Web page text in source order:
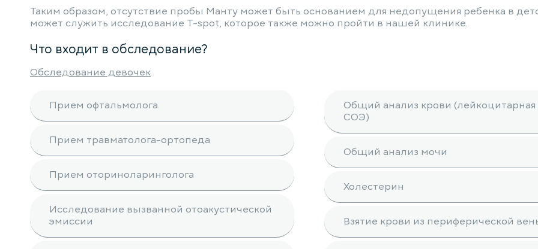
Таким образом, отсутствие пробы Манту может быть основанием для недопущения ребенка в
может служить исследование T-spot, которое также можно пройти в нашей клинике.
Что входит в обследование?
Обследование девочек
Прием офтальмолога
Прием травматолога-ортопеда
Прием оториноларинголога
Исследование вызванной отоакустической
эмиссии
Общий анализ крови
СОЭ)
Общий анализ мочи
Холестерин
Взятие крови из периферической